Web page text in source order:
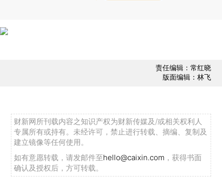
责任编辑：常红晓
版面编辑：林飞
财新网所刊载内容之知识产权为财新传媒及/或相关权利人
专属所有或持有。未经许可，禁止进行转载、摘编、复制及
建立镜像等任何使用。
如有意愿转载，请发邮件至hello@caixin.com ，获得书面
确认及授权后，方可转载。